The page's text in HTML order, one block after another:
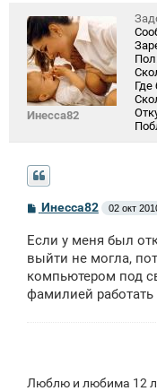
Инесса82
С
б
щ
н
и
Инесса82 02 окт
Если у меня был
выйти не могла,
компьютером под
фамилией работать
Люблю и любима 12